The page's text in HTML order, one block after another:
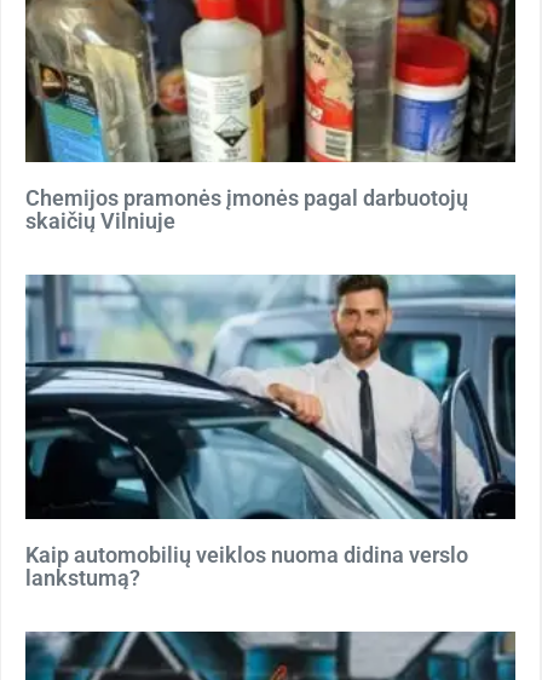
Chemijos pramonės įmonės pagal darbuotojų
skaičių Vilniuje
Kaip automobilių veiklos nuoma didina verslo
lankstumą?